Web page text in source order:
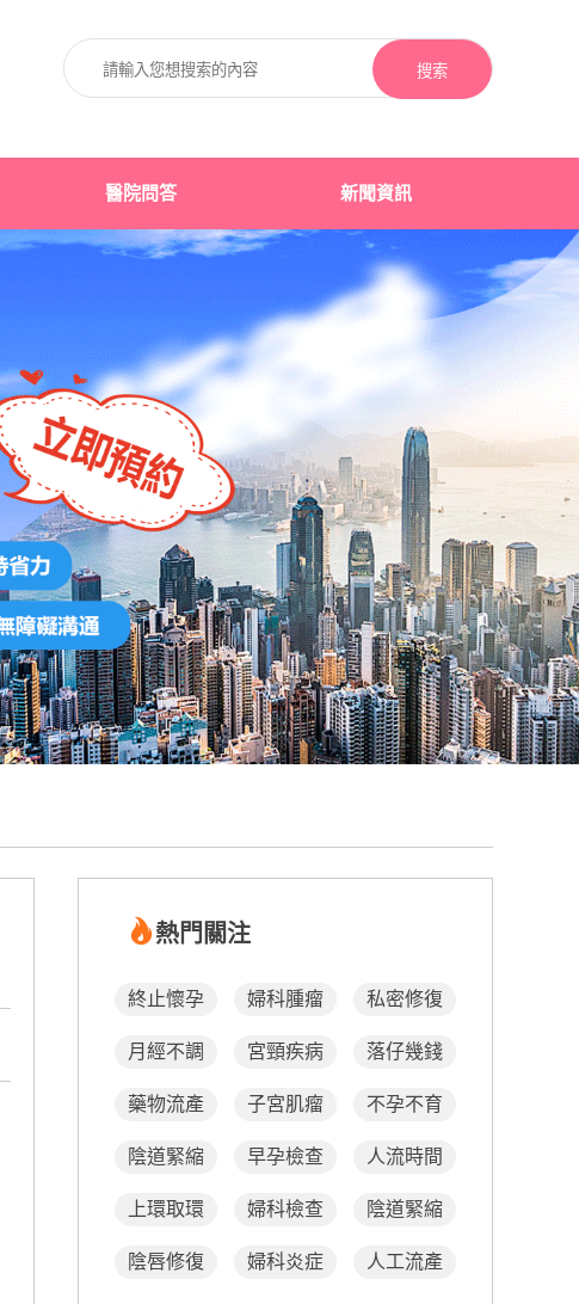
搜索
醫院問答 新聞資訊
熱門關注
終止懷孕 婦科腫瘤 私密修復
月經不調 宮頸疾病 落仔幾錢
藥物流產 子宮肌瘤 不孕不育
陰道緊縮 早孕檢查 人流時間
上環取環 婦科檢查 陰道緊縮
陰唇修復 婦科炎症 人工流產